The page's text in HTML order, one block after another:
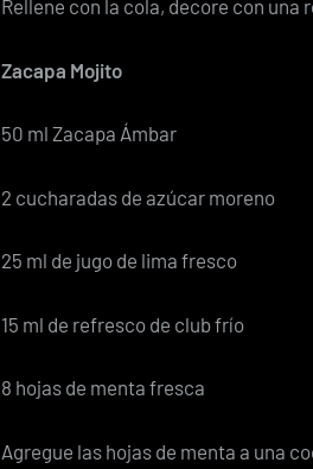
Rellene con la cola, decore con una
Zacapa Mojito
50 ml Zacapa Ámbar
2 cucharadas de azúcar moreno
25 ml de jugo de lima fresco
15 ml de refresco de club frío
8 hojas de menta fresca
Agregue las hojas de menta a una